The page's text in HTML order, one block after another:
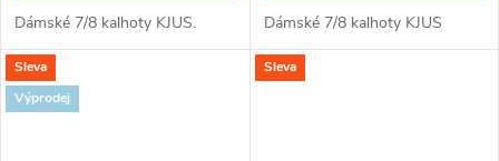
Dámské 7/8 kalhoty KJUS. Dámské 7/8 kalhoty KJUS
Sleva
Výprodej
Sleva